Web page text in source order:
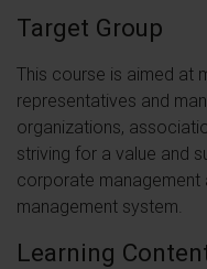
Target Group
This course is aimed at
representatives and
organizations,
striving for a value and
corporate management
management system.
Learning